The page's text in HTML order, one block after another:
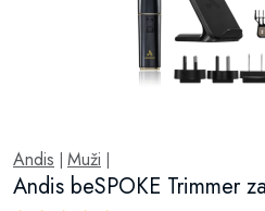
Andis Muži
Andis beSPOKE Trimmer